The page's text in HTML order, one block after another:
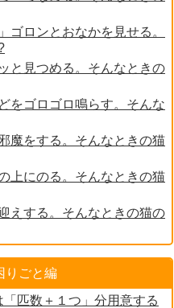
ゴロンとおなかを見せる。
と見つめる。そんなときの
をゴロゴロ鳴らす。そんな
魔をする。そんなときの猫
上にのる。そんなときの猫
えする。そんなときの猫の
りごと編
匹数＋１つ」分用意する